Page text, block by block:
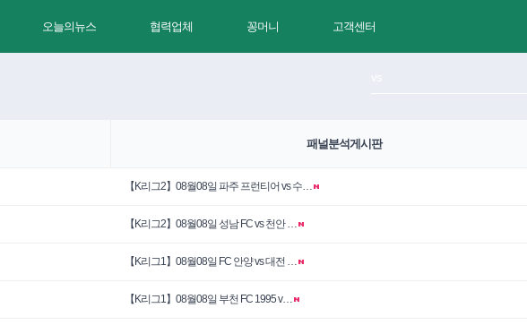
오늘의뉴스 협력업체 꽁머니 고객센터
패널분석게시판
【K리그2】08월08일 파주 프런티어 vs 수…
【K리그2】08월08일 성남 FC vs 천안 …
【K리그1】08월08일 FC 안양 vs 대전 …
【K리그1】08월08일 부천 FC 1995 v…